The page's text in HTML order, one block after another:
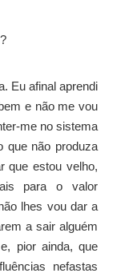
Eu afinal aprendi
e não me vou
me no sistema
que não produza
que estou velho,
para o valor
lhes vou dar a
a sair alguém
pior ainda, que
nefastas